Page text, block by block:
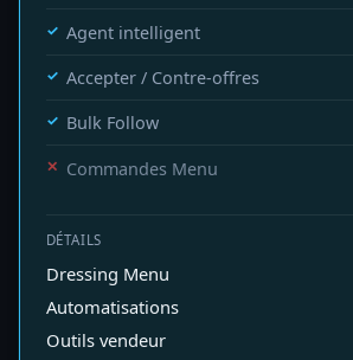
Agent intelligent
Accepter / Contre-offres
Bulk Follow
Commandes Menu
DÉTAILS
Dressing Menu
Automatisations
Outils vendeur